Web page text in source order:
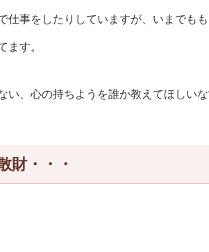
仕事をしたりしていますが、いまでも
ます。
い、心の持ちようを誰か教えてほしいな
財・・・